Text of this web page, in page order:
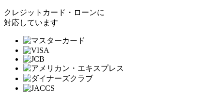
クレジットカード・ローンに
対応しています